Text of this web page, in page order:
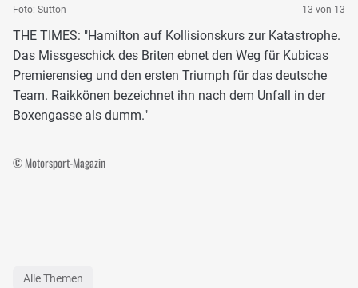
Foto: Sutton 13 von 13
THE TIMES: "Hamilton auf Kollisionskurs zur Katastrophe.
Das Missgeschick des Briten ebnet den Weg für Kubicas
Premierensieg und den ersten Triumph für das deutsche
Team. Raikkönen bezeichnet ihn nach dem Unfall in der
Boxengasse als dumm."
© Motorsport-Magazin
Alle Themen